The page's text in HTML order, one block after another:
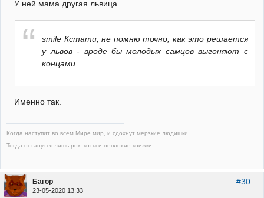
У ней мама другая львица.
smile Кстати, не помню точно, как это решается
у львов - вроде бы молодых самцов выгоняют с
концами.
Именно так.
Когда наступит во всем Мире мир, и сдохнут мерзкие людишки
Тогда останутся лишь рок, коты и неплохие книжки.
#30
Багор
23-05-2020 13:33